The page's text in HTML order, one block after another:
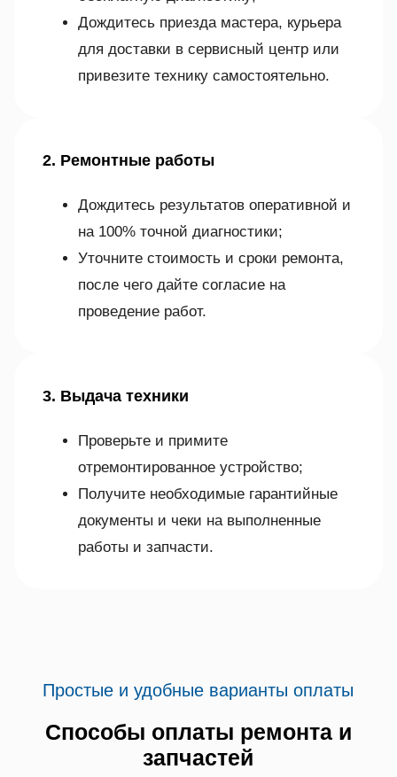
Дождитесь приезда мастера, курьера
для доставки в сервисный центр или
привезите технику самостоятельно.
2. Ремонтные работы
Дождитесь результатов оперативной и
на 100% точной диагностики;
Уточните стоимость и сроки ремонта,
после чего дайте согласие на
проведение работ.
3. Выдача техники
Проверьте и примите
отремонтированное устройство;
Получите необходимые гарантийные
документы и чеки на выполненные
работы и запчасти.
Простые и удобные варианты оплаты
Способы оплаты ремонта и
запчастей